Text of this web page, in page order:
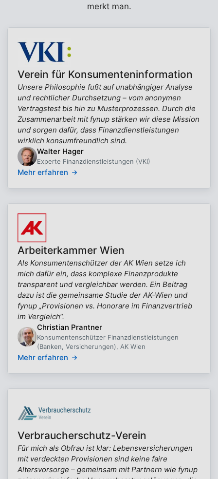
merkt man.
Verein für Konsumenteninformation
Unsere Philosophie fußt auf unabhängiger Analyse
und rechtlicher Durchsetzung – vom anonymen
Vertragstest bis hin zu Musterprozessen. Durch die
Zusammenarbeit mit fynup stärken wir diese Mission
und sorgen dafür, dass Finanzdienstleistungen
wirklich konsumfreundlich sind.
Walter Hager
Experte Finanzdienstleistungen (VKI)
Mehr erfahren
Arbeiterkammer Wien
Als Konsumentenschützer der AK Wien setze ich
mich dafür ein, dass komplexe Finanzprodukte
transparent und vergleichbar werden. Ein Beitrag
dazu ist die gemeinsame Studie der AK-Wien und
fynup „Provisionen vs. Honorare im Finanzvertrieb
im Vergleich“.
Christian Prantner
Konsumentenschützer Finanzdienstleistungen
(Banken, Versicherungen), AK Wien
Mehr erfahren
Verbraucherschutz-Verein
Für mich als Obfrau ist klar: Lebensversicherungen
mit verdeckten Provisionen sind keine faire
Altersvorsorge – gemeinsam mit Partnern wie fynup